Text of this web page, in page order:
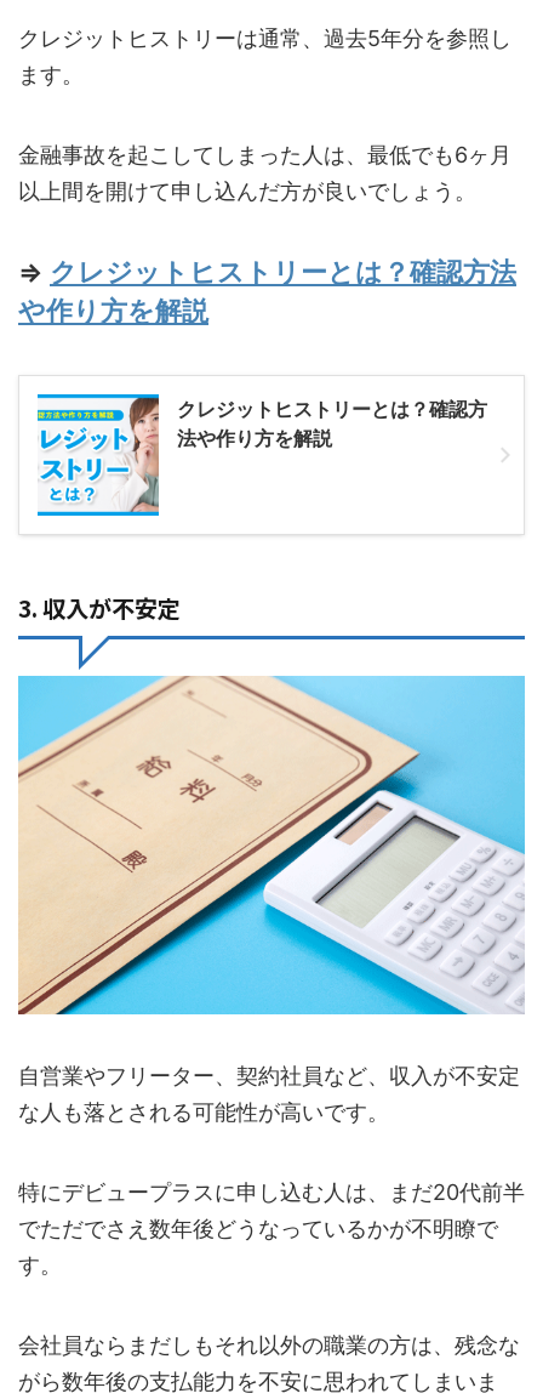
クレジットヒストリーは通常、過去5年分を参照し
ます。
金融事故を起こしてしまった人は、最低でも6ヶ月
以上間を開けて申し込んだ方が良いでしょう。
⇒ クレジットヒストリーとは？確認方法
や作り方を解説
クレジットヒストリーとは？確認方
法や作り方を解説
3. 収入が不安定
自営業やフリーター、契約社員など、収入が不安定
な人も落とされる可能性が高いです。
特にデビュープラスに申し込む人は、まだ20代前半
でただでさえ数年後どうなっているかが不明瞭で
す。
会社員ならまだしもそれ以外の職業の方は、残念な
がら数年後の支払能力を不安に思われてしまいま